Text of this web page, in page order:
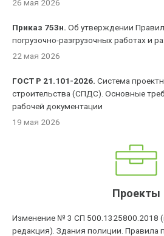
26 мая 2026
Приказ 753н. Об утверждении
погрузочно-разгрузочных работах и
22 мая 2026
ГОСТ Р 21.101-2026. Система
строительства (СПДС). Основные
рабочей документации
19 мая 2026
Проекты
Изменение № 3 СП 500.1325800.2018
редакция). Здания полиции. Правила